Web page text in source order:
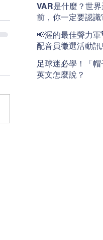
VAR是什麼？世
前，你一定要認識
📢渥的最佳聲力軍
配音員徵選活動訊
足球迷必學！「帽
英文怎麼說？